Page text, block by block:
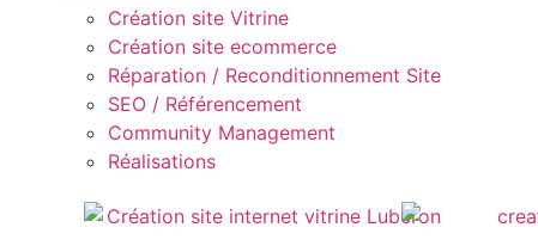
Création site Vitrine
Création site ecommerce
Réparation / Reconditionnement Site
SEO / Référencement
Community Management
Réalisations